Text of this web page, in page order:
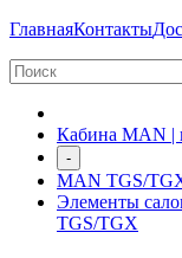
ГлавнаяКонтакты
Кабина MAN |
-
MAN TGS/
Элементы
TGS/TGX